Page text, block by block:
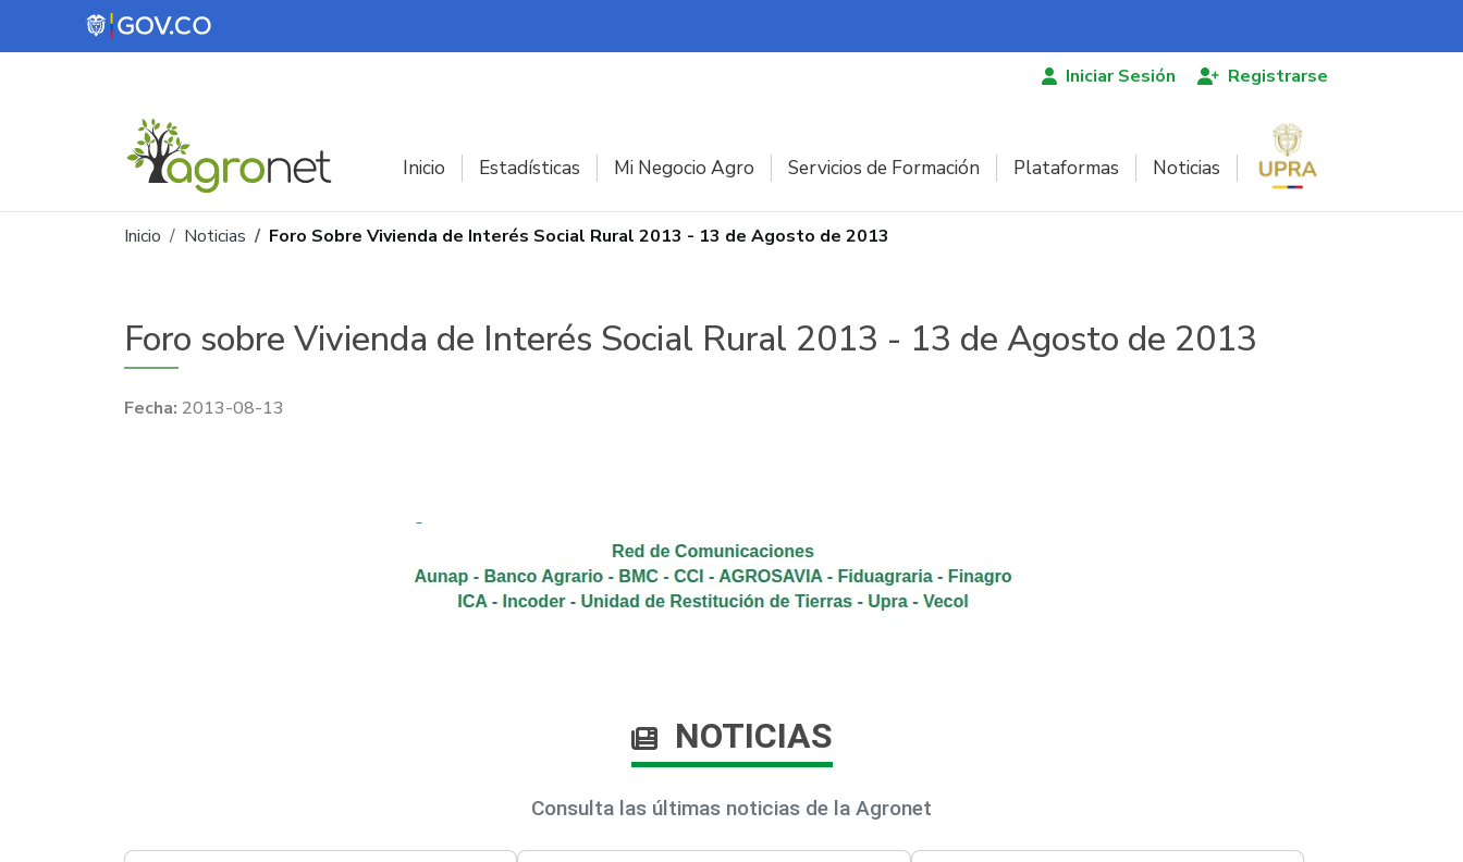
Pasar al contenido principal
Iniciar Sesión Registrarse
Inicio Estadísticas Mi Negocio Agro Servicios de Formación Plataformas Noticias
Ruta de navegación
Inicio Noticias Foro Sobre Vivienda de Interés Social Rural 2013 - 13 de Agosto de 2013
Foro sobre Vivienda de Interés Social Rural 2013 - 13 de Agosto de 2013
2013-08-13
NOTICIAS
Consulta las últimas noticias de la Agronet